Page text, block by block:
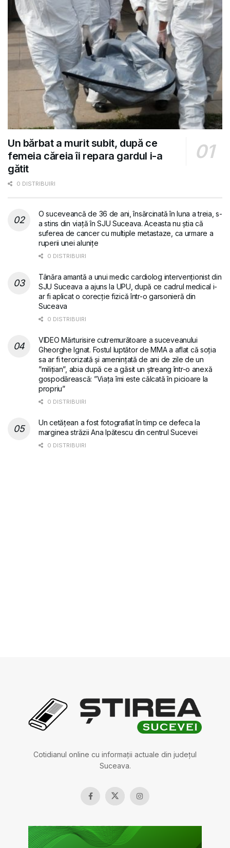
Un bărbat a murit subit, după ce
femeia căreia îi repara gardul i-a
gătit
0 DISTRIBUIRI
O suceveancă de 36 de ani, însărcinată în luna a treia, s-
a stins din viață în SJU Suceava. Aceasta nu știa că
suferea de cancer cu multiple metastaze, ca urmare a
ruperii unei alunițe
0 DISTRIBUIRI
Tânăra amantă a unui medic cardiolog intervenționist din
SJU Suceava a ajuns la UPU, după ce cadrul medical i-
ar fi aplicat o corecție fizică într-o garsonieră din
Suceava
0 DISTRIBUIRI
VIDEO Mărturisire cutremurătoare a suceveanului
Gheorghe Ignat. Fostul luptător de MMA a aflat că soția
sa ar fi terorizată și amenințată de ani de zile de un
”milițian”, abia după ce a găsit un ștreang într-o anexă
gospodărească: ”Viața îmi este călcată în picioare la
propriu”
0 DISTRIBUIRI
Un cetățean a fost fotografiat în timp ce defeca la
marginea străzii Ana Ipătescu din centrul Sucevei
0 DISTRIBUIRI
Cotidianul online cu informații actuale din județul
Suceava.